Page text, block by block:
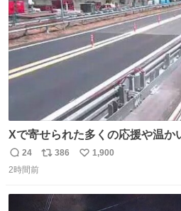
Xで寄せられた多くの応援や温か
携わる社員の大きな励みとなって
ざいます。 九州道
返
信
24
リ
ト
386
い
数
1,900
2時間前